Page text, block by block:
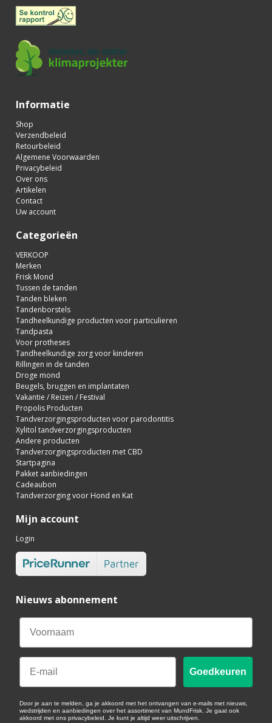
Informatie
Shop
Verzendbeleid
Retourbeleid
Algemene Voorwaarden
Privacybeleid
Over ons
Artikelen
Contact
Uw account
Categorieën
VERKOOP
Merken
Frisk Mond
Tussen de tanden
Tanden bleken
Tandenborstels
Tandheelkundige producten voor particulieren
Tandpasta
Voor protheses
Tandheelkundige zorg voor kinderen
Rillingen in de tanden
Droge mond
Beugels, bruggen en implantaten
Vakantie / Reizen / Festival
Propolis Producten
Tandverzorgingsproducten voor parodontitis
Xylitol tandverzorgingsproducten
Andere producten
Tandverzorgingsproducten met CBD
Startpagina
Pakket aanbiedingen
Cadeaubon
Tandverzorging voor Hond en Kat
Mijn account
Login
Nieuws abonnement
Email
Goedkeuren
Door je aan te melden, ga je akkoord met het ontvangen van e-mails met nieuws,
wedstrijden en aanbiedingen over het assortiment van MundFrisk. Je gaat ook
akkoord met ons privacybeleid. Je kunt je altijd weer uitschrijven.